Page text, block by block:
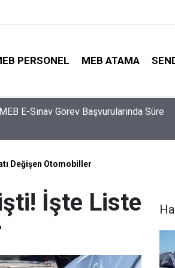
PERSONEL MEB ATAMA
En Çok Öğretmen Aradığı 15
Değişen Otomobiller
İşte Liste